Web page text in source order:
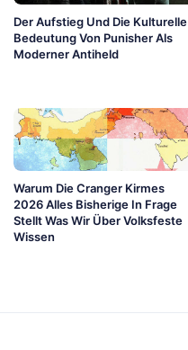
Der Aufstieg Und Die Kulturelle
Bedeutung Von Punisher Als
Moderner Antiheld
Warum Die Cranger Kirmes
2026 Alles Bisherige In Frage
Stellt Was Wir Über Volksfeste
Wissen